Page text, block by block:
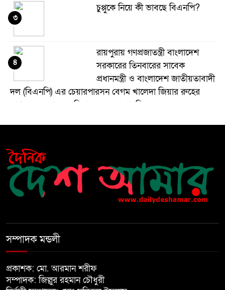
চুপ্পুকে নিয়ে কী ভাবছে বিএনপি?
৩
রায়পুরায় গণপ্রজাতন্ত্রী বাংলাদেশ
সরকারের তিনবারের সাবেক
প্রধানমন্ত্রী ও বাংলাদেশ জাতীয়তাবাদী
দল (বিএনপি) এর চেয়ারপারসন বেগম খালেদা জিয়ার রুহের
মাগফেরাত কামনায় মিলাদ ও দোয়া মাহফিল
৪
নির্বাচনের আগেই ফিরতে মরিয়া
‘পলাতক শক্তি’
৬
খালেদা জিয়ার শারীরিক অবস্থা এখনো
অনিশ্চিত
৮
সম্পাদক মন্ডলী
প্রকাশক: মো. আরমান শরীফ
সম্পাদক: জিল্লুর রহমান চৌধুরী